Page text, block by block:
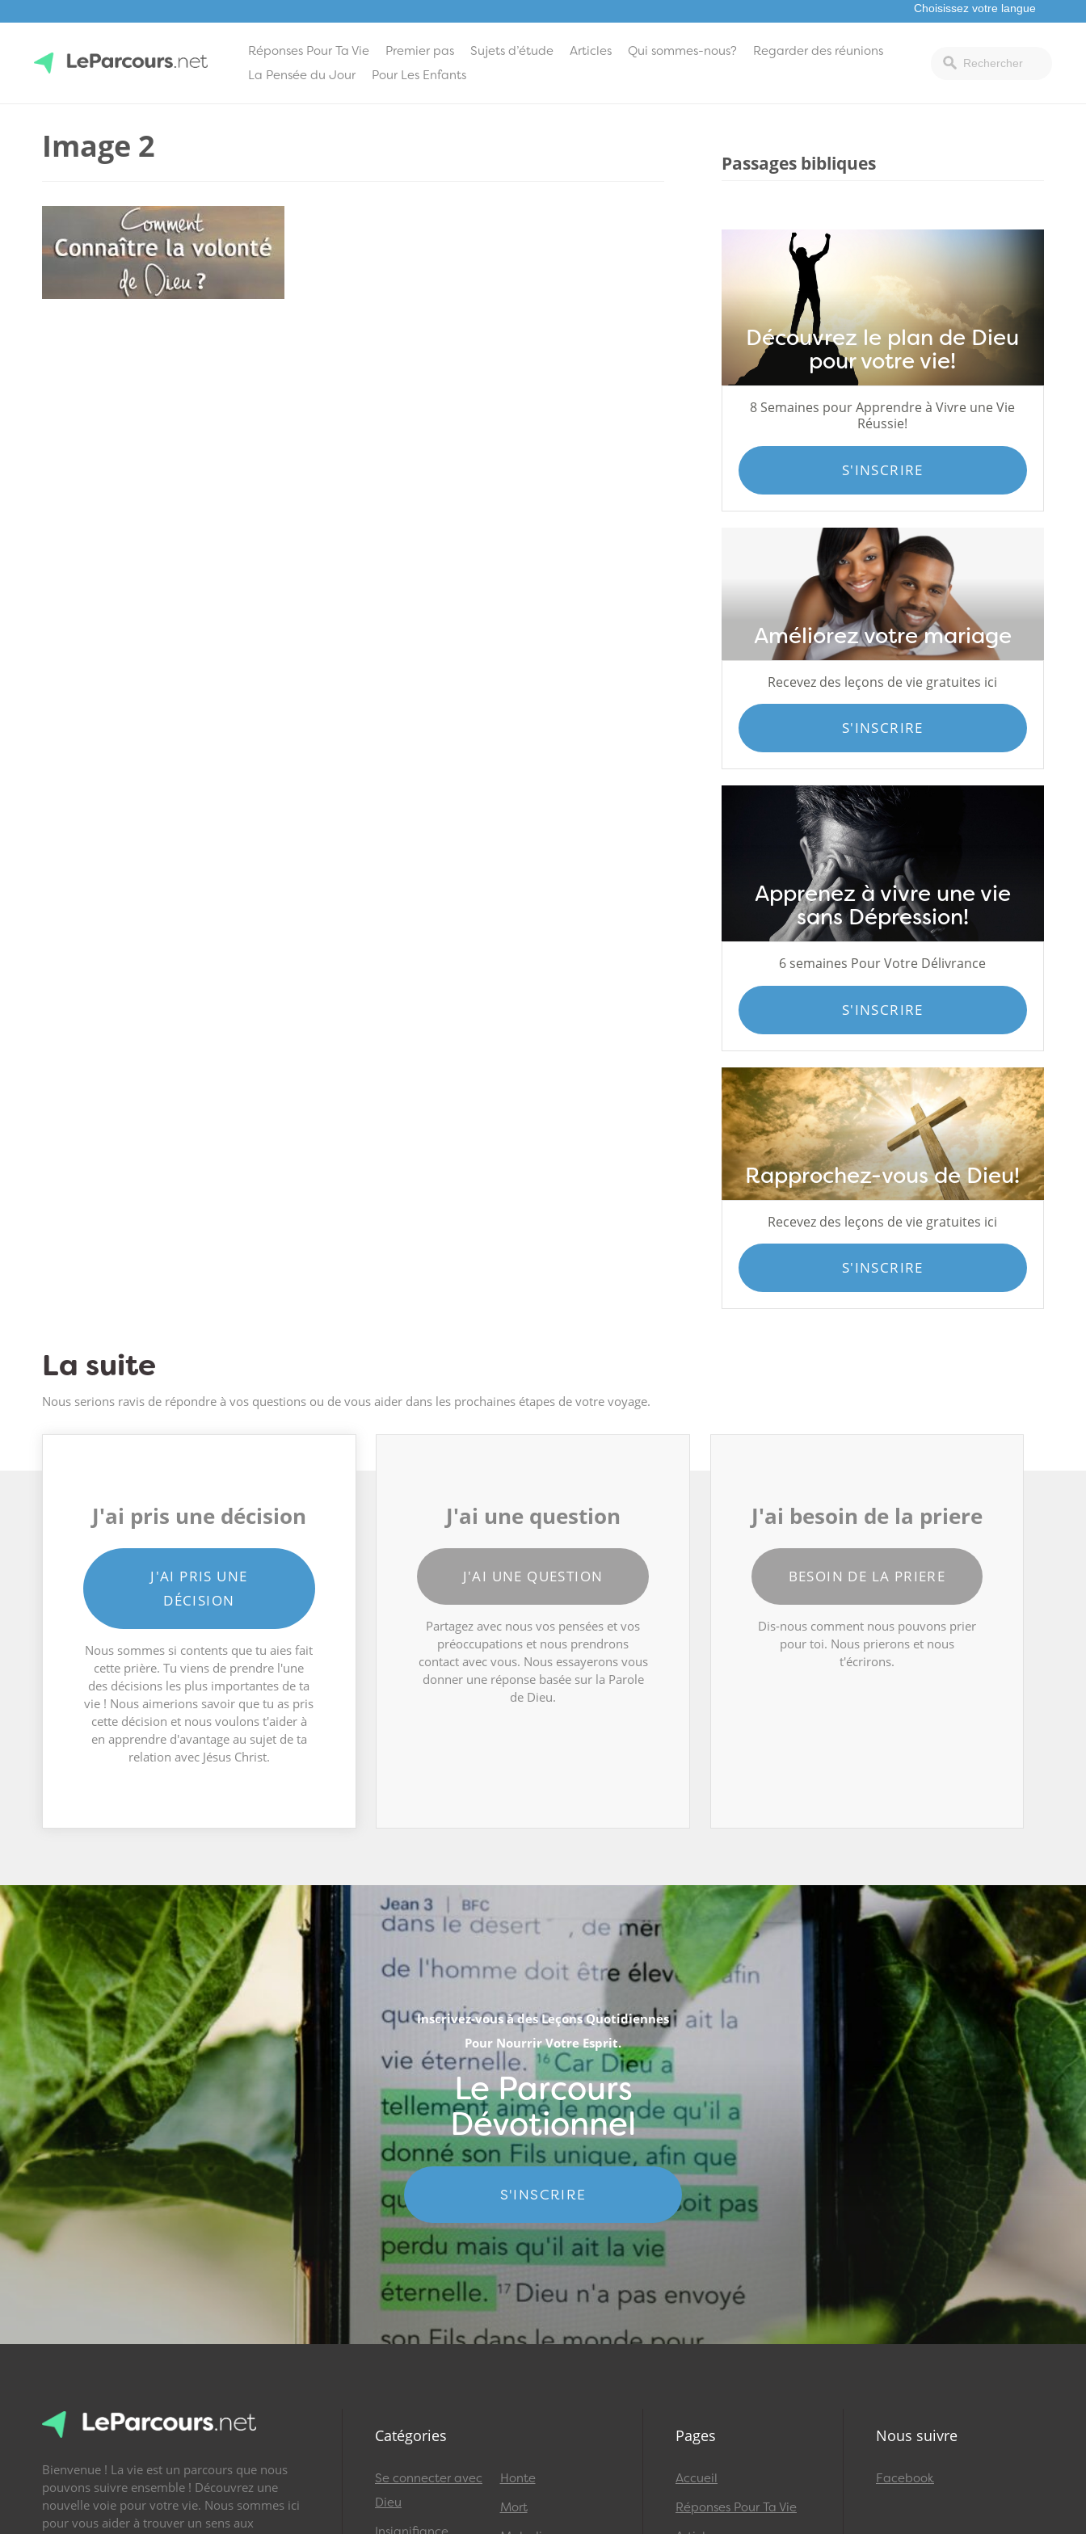
Réponses Pour Ta Vie Premier pas Sujets d’étude Articles Qui sommes-nous?
Regarder des réunions
La Pensée du Jour
Pour Les Enfants
Image 2 Passages bibliques
Découvrez le plan de Dieu
pour votre vie!
8 Semaines pour Apprendre à Vivre une Vie
Réussie!
S'INSCRIRE
Améliorez votre mariage
Recevez des leçons de vie gratuites ici
S'INSCRIRE
Apprenez à vivre une vie
sans Dépression!
6 semaines Pour Votre Délivrance
S'INSCRIRE
Rapprochez-vous de Dieu!
Recevez des leçons de vie gratuites ici
S'INSCRIRE
La suite
Nous serions ravis de répondre à vos questions ou de vous aider dans les prochaines étapes de votre voyage.
J'ai pris une décision
J'AI PRIS UNE
DÉCISION
Nous sommes si contents que tu aies fait
cette prière. Tu viens de prendre l'une
des décisions les plus importantes de ta
vie ! Nous aimerions savoir que tu as pris
cette décision et nous voulons t'aider à
en apprendre d'avantage au sujet de ta
relation avec Jésus Christ.
J'ai une question
J'AI UNE QUESTION
Partagez avec nous vos pensées et vos
préoccupations et nous prendrons
contact avec vous. Nous essayerons vous
donner une réponse basée sur la Parole
de Dieu.
J'ai besoin de la priere
BESOIN DE LA PRIERE
Dis-nous comment nous pouvons prier
pour toi. Nous prierons et nous
t'écrirons.
Inscrivez-vous à des Leçons Quotidiennes
Pour Nourrir Votre Esprit.
Le Parcours
Dévotionnel
S'INSCRIRE
Bienvenue ! La vie est un parcours que nous
pouvons suivre ensemble ! Découvrez une
nouvelle voie pour votre vie. Nous sommes ici
pour vous aider à trouver un sens aux
Catégories
Se connecter avec
Dieu
Honte
Mort
Pages
Accueil
Réponses Pour Ta Vie
Nous suivre
Facebook